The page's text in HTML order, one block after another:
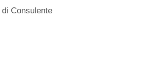
di Consulente